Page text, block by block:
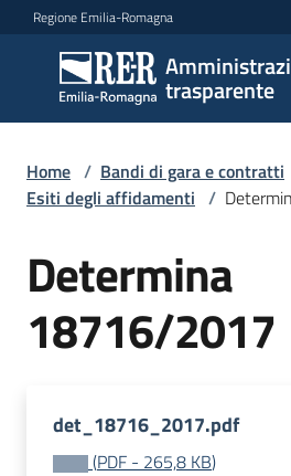
Vai al contenuto
Vai alla navigazione
Vai al footer
Regione Emilia-Romagna
trasparente
Amministrazione
trasparente
Sottosezioni
Accesso
Home / Bandi di gara e contratti
Esiti degli affidamenti /
Determina
18716/2017
det_18716_2017.pdf
(PDF - 265,8 KB)